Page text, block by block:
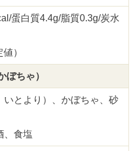
蛋白質4.4g/脂質0.3g/炭水
）
ぼちゃ）
いとより）、かぼちゃ、砂
、食塩